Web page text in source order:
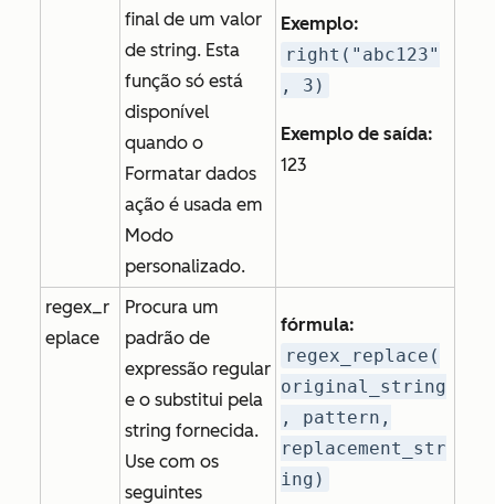
final de um valor
de string. Esta
função só está
disponível
quando o
Formatar dados
ação é usada em
Modo
personalizado.
Exemplo:
right("abc123"
, 3)
Exemplo de saída:
123
regex_r
eplace
Procura um
padrão de
expressão regular
e o substitui pela
string fornecida.
Use com os
seguintes
fórmula:
regex_replace(
original_string
, pattern,
replacement_str
ing)